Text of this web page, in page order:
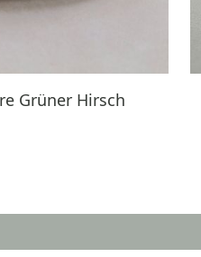
Grüner Hirsch